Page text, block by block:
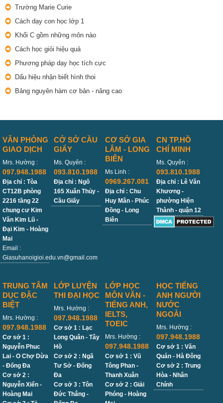
Trường Marie Curie
Cách dạy con học lớp 1
Khối C gồm những môn nào
Cách học giỏi hiệu quả
Phương pháp dạy học tích cực
Dấu hiệu nhận biết hình thoi
Bảng nguyên hàm cơ bản - nâng cao
VĂN PHÒNG
GIAO DỊCH
Mrs. Hường :
097.948.1988
Địa chỉ : Tòa
CT12B phòng
2216 tầng 22
chung cư Kim
Văn Kim Lũ -
Đại Kim - Hoàng
Mai
Email :
Giasuhanoigioi.edu.vn@gmail.com
CỞ SỞ CẦU
GIẤY
Ms. Quyên :
093.810.1988
Địa chỉ : Ngõ
165 Xuân Thủy -
Cầu Giấy
CƠ SỞ GIA
LÂM - LONG
BIÊN
Ms Linh :
0969.267.081
Địa chỉ : Chu
Huy Mân - Phúc
Đồng - Long
Biên
CN TP.HỒ
CHÍ MINH
Ms. Quyên :
093.810.1988
Địa chỉ : Lê Văn
Khương -
phường Hiện
Thành - quận 12
TRUNG TÂM
DỤC ĐẶC
BIỆT
Mrs. Hường :
097.948.1988
Cơ sở 1 :
Nguyễn Phuc
Lai - O Chợ Dừa
- Đống Đa
Cơ sở 2 :
Nguyễn Xiển -
Hoàng Mai
LỚP LUYỆN
THI ĐẠI HỌC
Mrs. Hường :
097.948.1988
Cơ sở 1 : Lạc
Long Quân - Tây
Hồ
Cơ sở 2 : Ngã
Tư Sở - Đống
Đa
Cơ sở 3 : Tôn
Đức Thắng -
LỚP HỌC
MÔN VĂN -
TIẾNG ANH,
IELTS,
TOEIC
Mrs. Hường :
097.948.1988
Cơ sở 1 : Vũ
Tông Phan -
Thanh Xuân
Cơ sở 2 : Giải
Phóng - Hoàng
HỌC TIẾNG
ANH NGƯỜI
NƯỚC
NGOÀI
Mrs. Hường :
097.948.1988
Cơ sở 1 : Văn
Quán - Hà Đông
Cơ sở 2 : Trung
Hòa - Nhân
Chính